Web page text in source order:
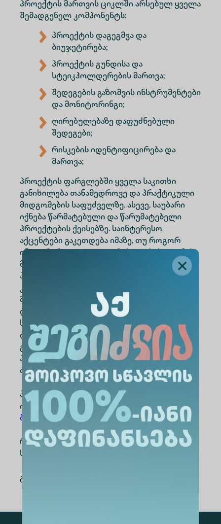
პროექტის მართვის ციკლში არსებულ ყველა
შემადგენელ კომპონენტს:
პროექტის დაგეგმვა და
ბიუჯეტირება;
პროექტის გუნდისა და
სტეიკჰოლდერების მართვა;
შედეგების გაზომვის ინსტრუმენტები
და მონიტორინგი;
ღირებულებაზე დაფუძნებული
შედეგები;
რისკების იდენტიფიცირება და
მართვა;
პროექტის ფარგლებში ყველა საკითხი
განიხილება თანამედროვე და პრაქტიკული
მიდგომების საფუძველზე. ასევე, საუბარი
იქნება წარმატებული და წარუმატებელი
პროექტების ქეისებზე. საინტერესო
აქცენტები გაკეთდება იმაზე, თუ როგორ
ინტეგრირდა ეჯაილ ღირებულებები და მისი
მნიშვნელოვანი ელემენტები ტრადიციულ
პროექტების მართვის მეთოდოლოგიაში.
კურსის განმავლობაში გაეცნობით ბევრ
მნიშვნელოვან ტექნიკას, რაც პრაქტიკაში
დაგეხმარებათ უკეთ მართოთ პროექტის
სასიცოცხლო ციკლი და შექმნათ
დამკვეთისთვის/კლიენტისთვის საუკეთესო
გამოცდილება.
პროექტის ხანგრძლივობა შეადგენს ერთ
თვეს, კურსის ღირებულებაა 2000 ლარი.
პროექტის შესახებ დეტალური
ინფორმაციის მისაღებად გთხოვთ ეწვიოთ
ბმულს
რეგისტრაციის გასავლელად შეავსეთ
სააპლიკაციო
გაზიარება